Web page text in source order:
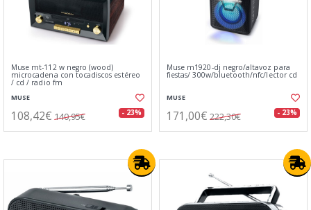
Muse mt-112 w negro (wood)
microcadena con tocadiscos estéreo
/ cd / radio fm
MUSE
108,42€ 140,95€ - 23%
Muse m1920-dj negro/altavoz para
fiestas/ 300w/bluetooth/nfc/lector cd
MUSE
171,00€ 222,30€ - 23%